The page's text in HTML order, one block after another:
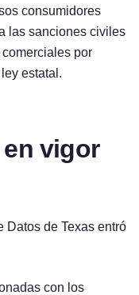
consumidores
las sanciones civiles
por
estatal.
en vigor
Datos de Texas entró
con los